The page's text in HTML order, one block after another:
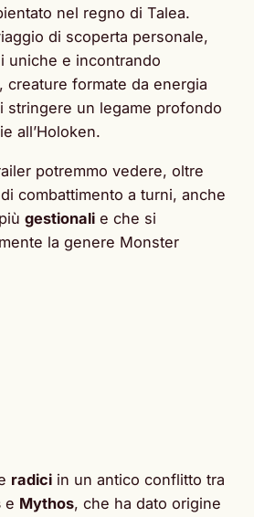
nel regno di Talea.
di scoperta personale,
uniche e incontrando
, creature formate da energia
stringere un legame profondo
all’Holoken.
potremmo vedere, oltre
combattimento a turni, anche
gestionali e che si
la genere Monster
radici in un antico conflitto tra
e Mythos, che ha dato origine